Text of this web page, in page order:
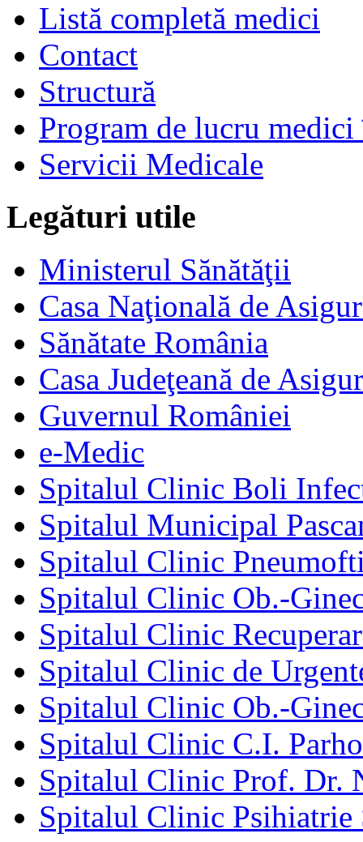
Listă completă medici
Contact
Structură
Program de lucru
Servicii Medicale
Legături utile
Ministerul Sănătăţii
Casa Naţională de
Sănătate România
Casa Judeţeană de
Guvernul României
e-Medic
Spitalul Clinic Boli
Spitalul Municipal
Spitalul Clinic
Spitalul Clinic Ob.-
Spitalul Clinic
Spitalul Clinic de
Spitalul Clinic Ob.-
Spitalul Clinic C.I.
Spitalul Clinic Prof. Dr.
Spitalul Clinic Psihiatrie